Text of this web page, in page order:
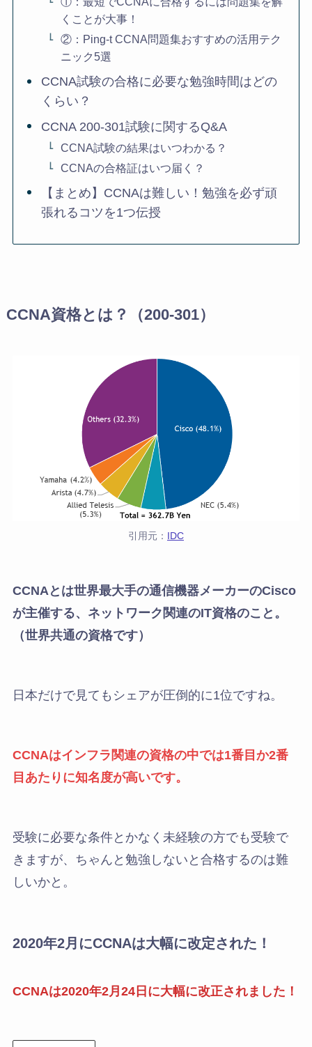
くことが大事！
②：Ping-t CCNA問題集おすすめの活用テク
ニック5選
CCNA試験の合格に必要な勉強時間はどの
くらい？
CCNA 200-301試験に関するQ&A
CCNA試験の結果はいつわかる？
CCNAの合格証はいつ届く？
【まとめ】CCNAは難しい！勉強を必ず頑
張れるコツを1つ伝授
CCNA資格とは？（200-301）
引用元： IDC
CCNAとは世界最大手の通信機器メーカーのCisco
が主催する、ネットワーク関連のIT資格のこと。
（世界共通の資格です）
日本だけで見てもシェアが圧倒的に1位ですね。
CCNAはインフラ関連の資格の中では1番目か2番
目あたりに知名度が高いです。
受験に必要な条件とかなく未経験の方でも受験で
きますが、ちゃんと勉強しないと合格するのは難
しいかと。
2020年2月にCCNAは大幅に改定された！
CCNAは2020年2月24日に大幅に改正されました！